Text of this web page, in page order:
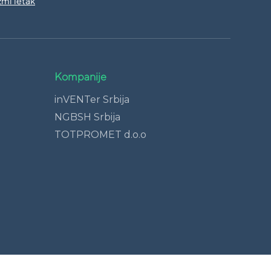
Kompanije
inVENTer Srbija
NGBSH Srbija
TOTPROMET d.o.o